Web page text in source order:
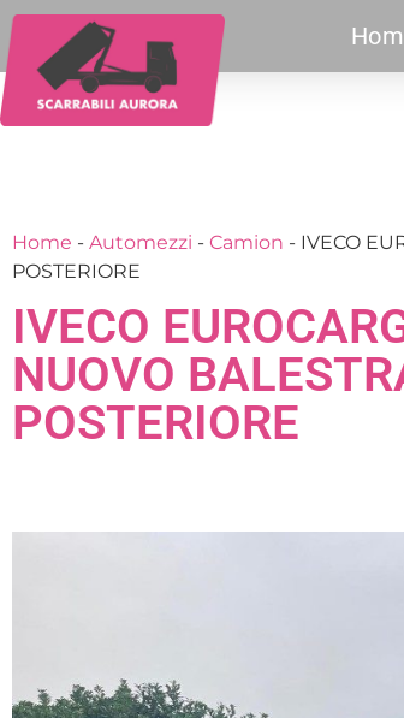
Home - Automezzi - Camion - IVECO
POSTERIORE
IVECO
NUOVO
POSTERIORE